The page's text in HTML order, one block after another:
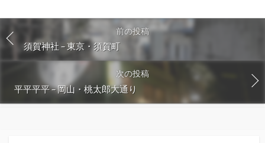
前の投稿
須賀神社 – 東京・須賀町
次の投稿
平平平平 – 岡山・桃太郎大通り